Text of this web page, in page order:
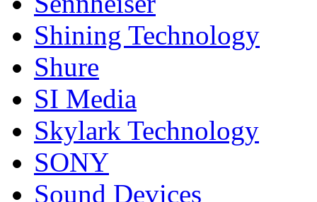
Shining Technology
Shure
SI Media
Skylark Technology
SONY
Sound Devices